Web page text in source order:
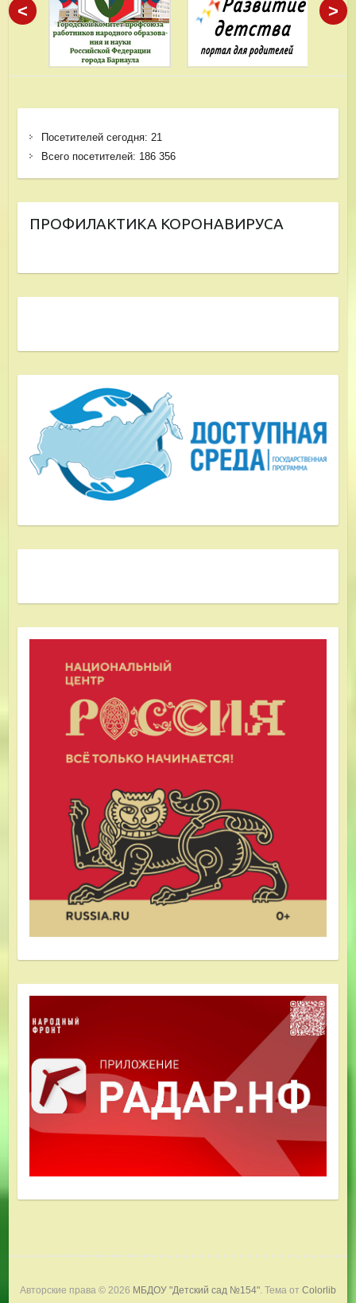
< >
Посетителей сегодня: 21
Всего посетителей: 186 356
ПРОФИЛАКТИКА КОРОНАВИРУСА
Авторские права © 2026 МБДОУ "Детский сад №154" . Тема от Colorlib